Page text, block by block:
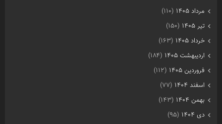
مرداد ۱۴۰۵
(۱۱۰)
تیر ۱۴۰۵
(۱۵۰)
خرداد ۱۴۰۵
(۱۶۳)
اردیبهشت ۱۴۰۵
(۱۸۴)
فروردین ۱۴۰۵
(۱۱۲)
اسفند ۱۴۰۴
(۷۷)
بهمن ۱۴۰۴
(۱۴۳)
دی ۱۴۰۴
(۹۵)